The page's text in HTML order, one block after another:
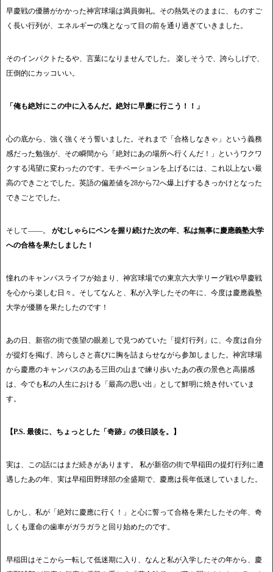
早慶戦の優勝がかかった神宮球場は満員御礼。その熱気そのままに、ものすご
く長い行列が、エネルギーの塊となって目の前を通り過ぎていきました。
そのインパクトたるや、言葉になりませんでした。 楽しそうで、誇らしげで、
圧倒的にカッコいい。
「俺も絶対にこの中に入るんだ。絶対に早慶に行こう！！」
心の底から、強く強くそう誓いました。それまで「合格しなきゃ」という義務
感だった勉強が、その瞬間から「絶対にあの場所へ行くんだ！」というワクワ
クする渇望に変わったのです。モチベーションを上げるには、これ以上ない最
高のできごとでした。英語の偏差値を28から72へ爆上げするきっかけとなった
できごとでした。
そして――。 がむしゃらにペンを握り続けた次の年、私は無事に慶應義塾大学
への合格を果たしました！
憧れのキャンパスライフが始まり、神宮球場での東京六大学リーグ戦や早慶戦
を心から楽しむ日々。そしてなんと、私が入学したその年に、今度は慶應義塾
大学が優勝を果たしたのです！
あの日、新宿の街で羨望の眼差しで見つめていた「提灯行列」に、今度は自分
が提灯を掲げ、誇らしさと喜びに胸を詰まらせながら参加しました。神宮球場
から慶應のキャンパスのある三田の山まで練り歩いたあの夜の景色と高揚感
は、今でも私の人生における「最高の思い出」として鮮明に焼き付いていま
す。
【P.S. 最後に、ちょっとした「奇跡」の後日談を。】
実は、この話にはまだ続きがあります。 私が新宿の街で早稲田の提灯行列に遭
遇したあの年、実は早稲田野球部の全盛期で、慶應は長年低迷していました。
しかし、私が「絶対に慶應に行く！」と心に誓って合格を果たしたその年、奇
しくも運命の歯車がガラガラと回り始めたのです。
早稲田はそこから一転して低迷期に入り、なんと私が入学したその年から、慶